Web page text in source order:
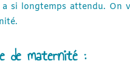
si longtemps attendu. On
de maternité :